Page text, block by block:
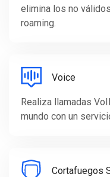
elimina los no
roaming.
Voice
Realiza llamadas
mundo con un
Cortafuegos